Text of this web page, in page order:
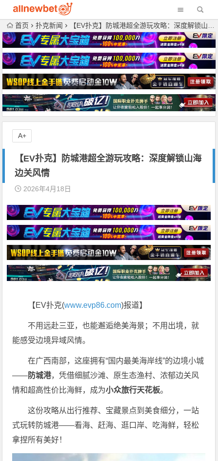
首页 扑克新闻 【EV扑克】防城港超全游玩攻略：深度解锁山海边关风情
【EV扑克】防城港超全游玩攻略：深度解锁山海
边关风情
2026年4月18日
【EV扑克(www.evp86.com)报道】
不用远赴三亚，也能邂逅绝美海景；不用出境，就
能感受边境异域风情。
在广西南部，这座拥有“国内最美海岸线”的边境小城
——防城港，凭借细腻沙滩、原生态渔村、浓郁边关风
情和超高性价比海鲜，成为小众旅行天花板。
这份攻略从出行推荐、宝藏景点到美食细分，一站
式玩转防城港——看海、赶海、逛口岸、吃海鲜，轻松
拿捏所有美好！
A+